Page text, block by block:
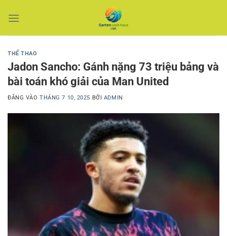
qua
THỂ THAO
Jadon Sancho: Gánh nặng 73 triệu bảng và
bài toán khó giải của Man United
ĐĂNG VÀOTHÁNG 7 10, 2025 BỞI ADMIN